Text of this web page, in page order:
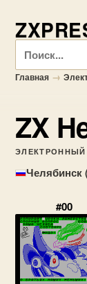
Поиск
Главная →
ZX
Челябинск
#00